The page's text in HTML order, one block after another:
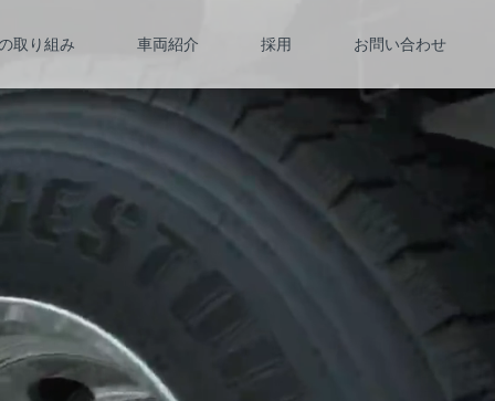
取り組み 車両紹介 採用 お問い合わせ